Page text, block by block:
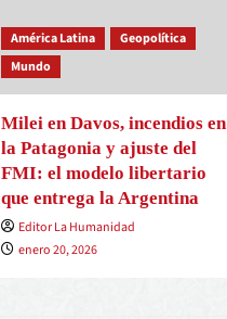
América Latina
Geopolítica
Mundo
Milei en Davos, incendios en
la Patagonia y ajuste del
FMI: el modelo libertario
que entrega la Argentina
Editor La Humanidad
enero 20, 2026